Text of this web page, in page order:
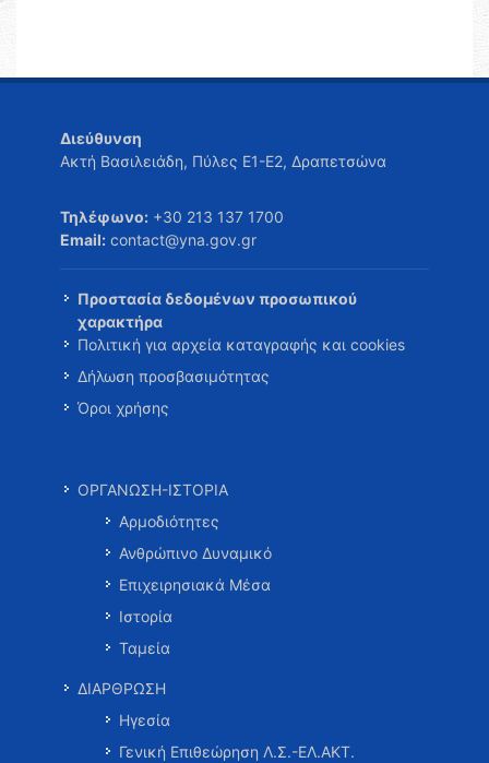
Διεύθυνση
Ακτή Βασιλειάδη, Πύλες Ε1-Ε2, Δραπετσώνα
Τηλέφωνο: +30 213 137 1700
Email: contact@yna.gov.gr
Προστασία δεδομένων προσωπικού
χαρακτήρα
Πολιτική για αρχεία καταγραφής και cookies
Δήλωση προσβασιμότητας
Όροι χρήσης
ΟΡΓΑΝΩΣΗ-ΙΣΤΟΡΙΑ
Αρμοδιότητες
Ανθρώπινο Δυναμικό
Επιχειρησιακά Μέσα
Ιστορία
Ταμεία
ΔΙΑΡΘΡΩΣΗ
Ηγεσία
Γενική Επιθεώρηση Λ.Σ.-ΕΛ.ΑΚΤ.